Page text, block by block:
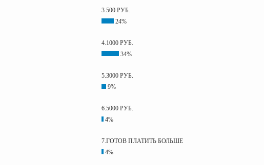
3.500 РУБ.
24%
4.1000 РУБ.
34%
5.3000 РУБ.
9%
6.5000 РУБ.
4%
7.ГОТОВ ПЛАТИТЬ БОЛЬШЕ
4%